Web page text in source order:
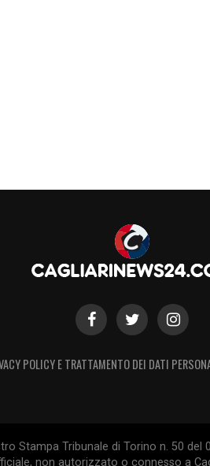
POLICY E TRATTAMENTO DEI DATI
Stampa Tribunale di Torino n. 50
non autorizzato o connesso a